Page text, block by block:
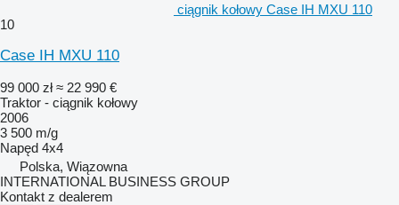
ciągnik kołowy Case IH MXU 110
10
Case IH MXU 110
99 000 zł ≈ 22 990 €
Traktor - ciągnik kołowy
2006
3 500 m/g
Napęd 4x4
Polska, Wiązowna
INTERNATIONAL BUSINESS GROUP
Kontakt z dealerem